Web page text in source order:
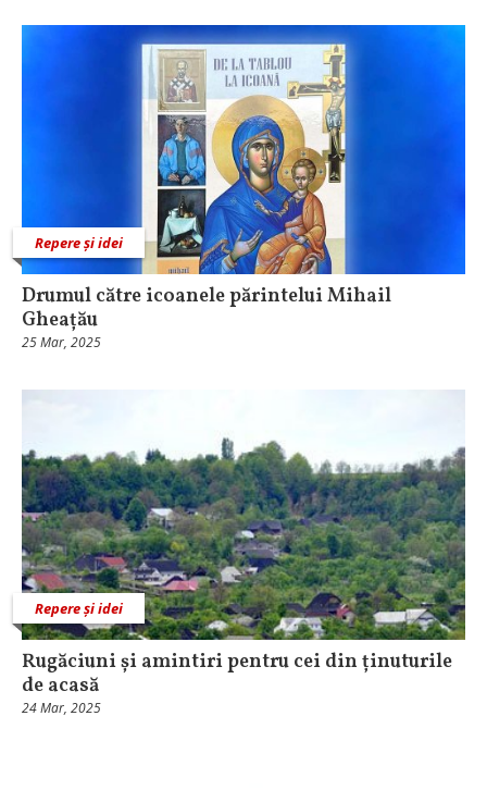
Repere și idei
Drumul către icoanele părintelui Mihail
Gheațău
25 Mar, 2025
Repere și idei
Rugăciuni și amintiri pentru cei din ținuturile
de acasă
24 Mar, 2025